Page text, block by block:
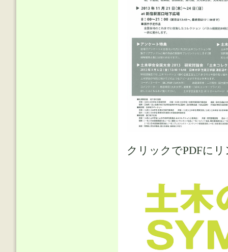
クリックでPDFに